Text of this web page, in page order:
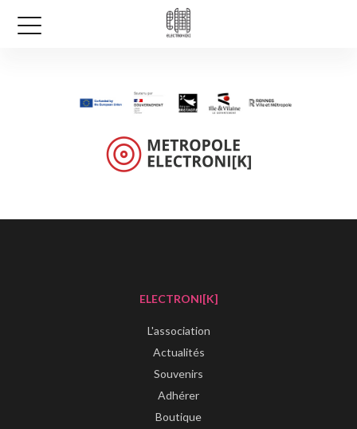
ELECTRONI[K]
L'association
Actualités
Souvenirs
Adhérer
Boutique